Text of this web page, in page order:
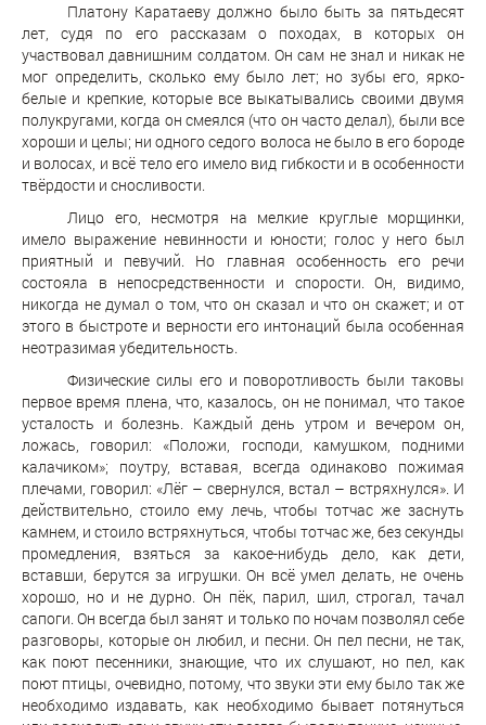
Платону Каратаеву должно было быть за пятьдесят
лет, судя по его рассказам о походах, в которых он
участвовал давнишним солдатом. Он сам не знал и никак не
мог определить, сколько ему было лет; но зубы его, ярко-
белые и крепкие, которые все выкатывались своими двумя
полукругами, когда он смеялся (что он часто делал), были все
хороши и целы; ни одного седого волоса не было в его бороде
и волосах, и всё тело его имело вид гибкости и в особенности
твёрдости и сносливости.
Лицо его, несмотря на мелкие круглые морщинки,
имело выражение невинности и юности; голос у него был
приятный и певучий. Но главная особенность его речи
состояла в непосредственности и спорости. Он, видимо,
никогда не думал о том, что он сказал и что он скажет; и от
этого в быстроте и верности его интонаций была особенная
неотразимая убедительность.
Физические силы его и поворотливость были таковы
первое время плена, что, казалось, он не понимал, что такое
усталость и болезнь. Каждый день утром и вечером он,
ложась, говорил: «Положи, господи, камушком, подними
калачиком»; поутру, вставая, всегда одинаково пожимая
плечами, говорил: «Лёг – свернулся, встал – встряхнулся». И
действительно, стоило ему лечь, чтобы тотчас же заснуть
камнем, и стоило встряхнуться, чтобы тотчас же, без секунды
промедления, взяться за какое-нибудь дело, как дети,
вставши, берутся за игрушки. Он всё умел делать, не очень
хорошо, но и не дурно. Он пёк, парил, шил, строгал, тачал
сапоги. Он всегда был занят и только по ночам позволял себе
разговоры, которые он любил, и песни. Он пел песни, не так,
как поют песенники, знающие, что их слушают, но пел, как
поют птицы, очевидно, потому, что звуки эти ему было так же
необходимо издавать, как необходимо бывает потянуться